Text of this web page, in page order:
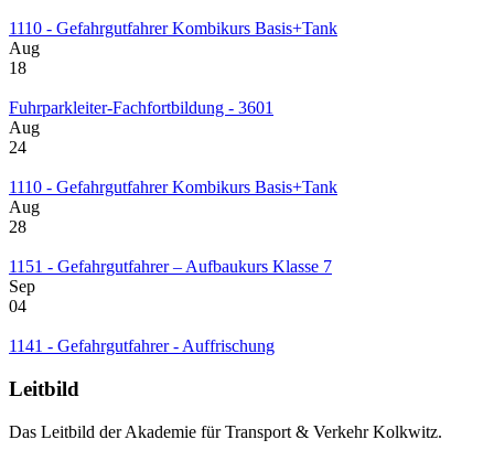
1110 - Gefahrgutfahrer Kombikurs Basis+Tank
Aug
18
Fuhrparkleiter-Fachfortbildung - 3601
Aug
24
1110 - Gefahrgutfahrer Kombikurs Basis+Tank
Aug
28
1151 - Gefahrgutfahrer – Aufbaukurs Klasse 7
Sep
04
1141 - Gefahrgutfahrer - Auffrischung
Leitbild
Das Leitbild der Akademie für Transport & Verkehr Kolkwitz.